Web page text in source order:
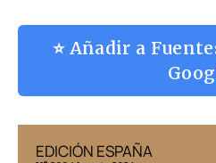
⭐ Añadir a
EDICIÓN ESPAÑA